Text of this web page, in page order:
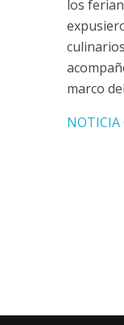
los
marco
NOTICIA